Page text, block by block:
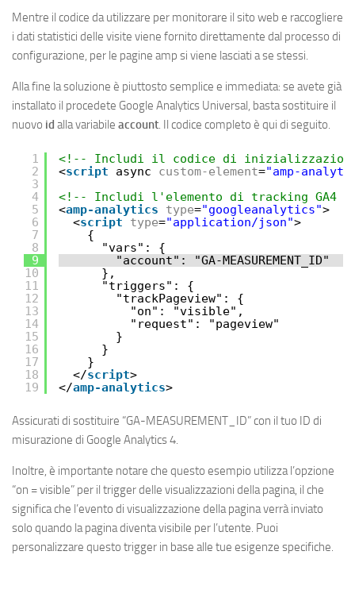
Mentre il codice da utilizzare per monitorare il sito web e raccogliere
i dati statistici delle visite viene fornito direttamente dal processo di
configurazione, per le pagine amp si viene lasciati a se stessi.
Alla fine la soluzione è piuttosto semplice e immediata: se avete già
installato il procedete Google Analytics Universal, basta sostituire il
nuovo id alla variabile account. Il codice completo è qui di seguito.
1
2
3
4
5
6
7
8
9
10
11
12
13
14
15
16
17
18
19
<!-- Includi il codice di inizializzazione
<script async custom-element="amp-
<!-- Includi l'elemento di tracking GA4
<amp-analytics type="googleanalytics">
<script type="application/json">
{
"vars": {
"account": "GA-MEASUREMENT_ID"
},
"triggers": {
"trackPageview": {
"on": "visible",
"request": "pageview"
}
}
}
</script>
</amp-analytics>
Assicurati di sostituire “GA-MEASUREMENT_ID” con il tuo ID di
misurazione di Google Analytics 4.
Inoltre, è importante notare che questo esempio utilizza l’opzione
“on = visible” per il trigger delle visualizzazioni della pagina, il che
significa che l’evento di visualizzazione della pagina verrà inviato
solo quando la pagina diventa visibile per l’utente. Puoi
personalizzare questo trigger in base alle tue esigenze specifiche.